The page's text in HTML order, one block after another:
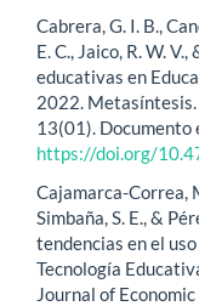
Cabrera, G. I. B.,
E. C., Jaico, R. W.
educativas en
2022.
13(01). Documento
https://doi.org/
Cajamarca-Correa,
Simbaña, S. E., &
tendencias en el
Tecnología
Journal of